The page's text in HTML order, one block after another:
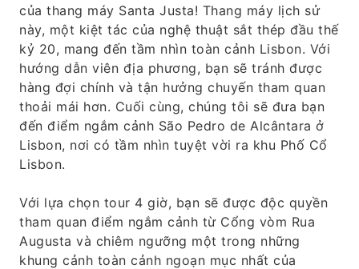
của thang máy Santa Justa! Thang máy lịch sử
này, một kiệt tác của nghệ thuật sắt thép đầu thế
kỷ 20, mang đến tầm nhìn toàn cảnh Lisbon. Với
hướng dẫn viên địa phương, bạn sẽ tránh được
hàng đợi chính và tận hưởng chuyến tham quan
thoải mái hơn. Cuối cùng, chúng tôi sẽ đưa bạn
đến điểm ngắm cảnh São Pedro de Alcântara ở
Lisbon, nơi có tầm nhìn tuyệt vời ra khu Phố Cổ
Lisbon.
Với lựa chọn tour 4 giờ, bạn sẽ được độc quyền
tham quan điểm ngắm cảnh từ Cổng vòm Rua
Augusta và chiêm ngưỡng một trong những
khung cảnh toàn cảnh ngoạn mục nhất của